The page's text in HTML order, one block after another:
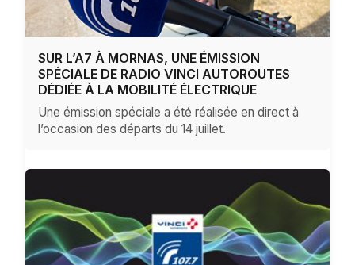
SUR L’A7 À MORNAS, UNE ÉMISSION
SPÉCIALE DE RADIO VINCI AUTOROUTES
DÉDIÉE À LA MOBILITÉ ÉLECTRIQUE
Une émission spéciale a été réalisée en direct à
l’occasion des départs du 14 juillet.